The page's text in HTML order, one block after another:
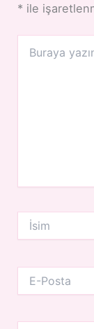
* ile
yazın..
İsim
Posta